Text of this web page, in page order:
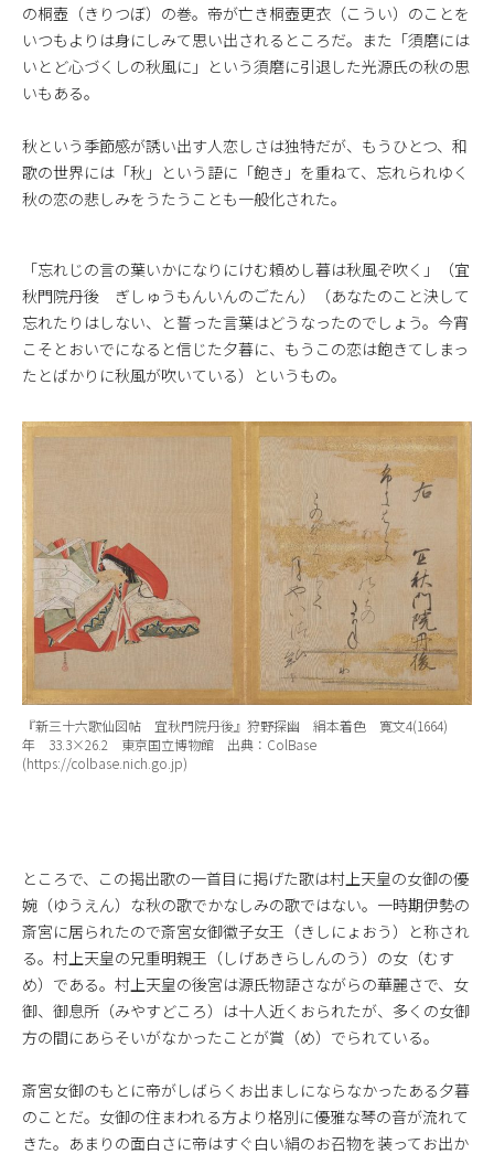
の桐壺（きりつぼ）の巻。帝が亡き桐壺更衣（こうい）のことを
いつもよりは身にしみて思い出されるところだ。また「須磨には
いとど心づくしの秋風に」という須磨に引退した光源氏の秋の思
いもある。
秋という季節感が誘い出す人恋しさは独特だが、もうひとつ、和
歌の世界には「秋」という語に「飽き」を重ねて、忘れられゆく
秋の恋の悲しみをうたうことも一般化された。
「忘れじの言の葉いかになりにけむ頼めし暮は秋風ぞ吹く」（宜
秋門院丹後 ぎしゅうもんいんのごたん）（あなたのこと決して
忘れたりはしない、と誓った言葉はどうなったのでしょう。今宵
こそとおいでになると信じた夕暮に、もうこの恋は飽きてしまっ
たとばかりに秋風が吹いている）というもの。
『新三十六歌仙図帖 宜秋門院丹後』狩野探幽 絹本着色 寛文4(1664)
年 33.3×26.2 東京国立博物館 出典：ColBase
(https://colbase.nich.go.jp)
ところで、この掲出歌の一首目に掲げた歌は村上天皇の女御の優
婉（ゆうえん）な秋の歌でかなしみの歌ではない。一時期伊勢の
斎宮に居られたので斎宮女御徽子女王（きしにょおう）と称され
る。村上天皇の兄重明親王（しげあきらしんのう）の女（むす
め）である。村上天皇の後宮は源氏物語さながらの華麗さで、女
御、御息所（みやすどころ）は十人近くおられたが、多くの女御
方の間にあらそいがなかったことが賞（め）でられている。
斎宮女御のもとに帝がしばらくお出ましにならなかったある夕暮
のことだ。女御の住まわれる方より格別に優雅な琴の音が流れて
きた。あまりの面白さに帝はすぐ白い絹のお召物を装ってお出か